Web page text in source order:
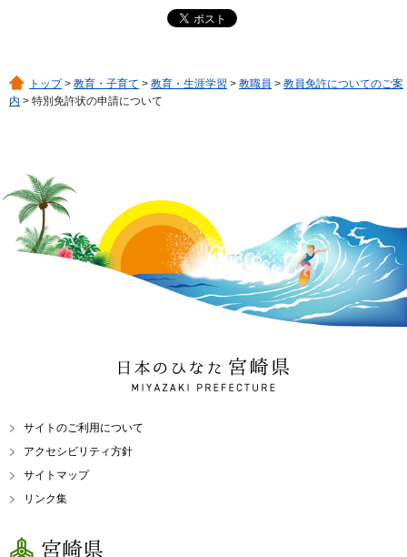
トップ> 教育・子育て > 教育・生涯学習 > 教職員 > 教員免許についてのご案
内 > 特別免許状の申請について
日本のひなた 宮崎県
MIYAZAKI PREFECTURE
サイトのご利用について
アクセシビリティ方針
サイトマップ
リンク集
宮崎県